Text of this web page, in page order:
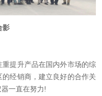
影
提升产品在国内外市场的综
经销商，建立良好的合作关
一直在努力!